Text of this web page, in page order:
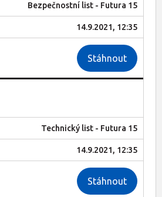
Bezpečnostní list - Futura 15
14.9.2021, 12:35
Stáhnout
Technický list - Futura 15
14.9.2021, 12:35
Stáhnout